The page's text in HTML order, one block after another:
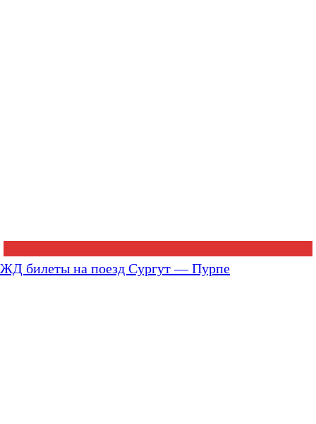
ЖД билеты на поезд Сургут — Пурпе